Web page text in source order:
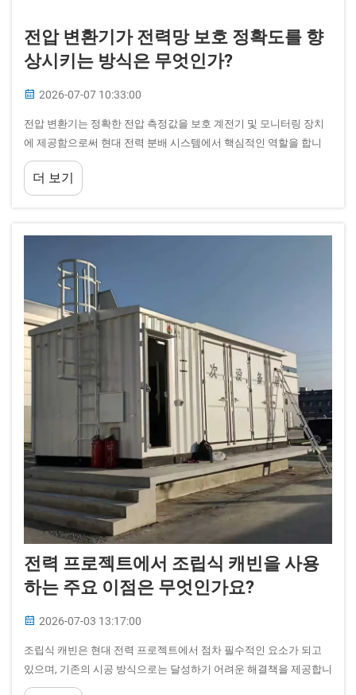
전압 변환기가 전력망 보호 정확도를 향
상시키는 방식은 무엇인가?
2026-07-07 10:33:00
전압 변환기는 정확한 전압 측정값을 보호 계전기 및 모니터링 장치
에 제공함으로써 현대 전력 분배 시스템에서 핵심적인 역할을 합니
다. 이러한 정밀 계측 장치는 전력망 보호 시스템이 ...
더 보기
전력 프로젝트에서 조립식 캐빈을 사용
하는 주요 이점은 무엇인가요?
2026-07-03 13:17:00
조립식 캐빈은 현대 전력 프로젝트에서 점차 필수적인 요소가 되고
있으며, 기존의 시공 방식으로는 달성하기 어려운 해결책을 제공합니
다. 이러한 모듈식 구조물은 전력 프로젝트의 고유한 운영 요구사항